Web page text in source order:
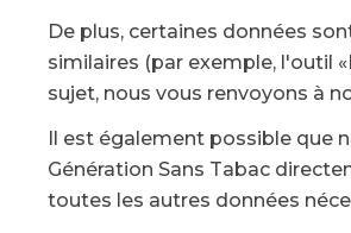
De plus, certaines données
similaires (par exemple, l'outil
sujet, nous vous renvoyons à
Il est également possible que
Génération Sans Tabac
toutes les autres données